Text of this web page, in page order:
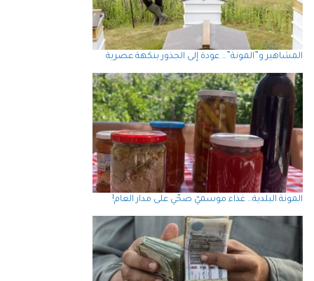
المشاهير و”المونة”… عودة إلى الجذور بنكهة عصرية
المونة البلدية… غذاء موسميّ صحّي على مدار العام!